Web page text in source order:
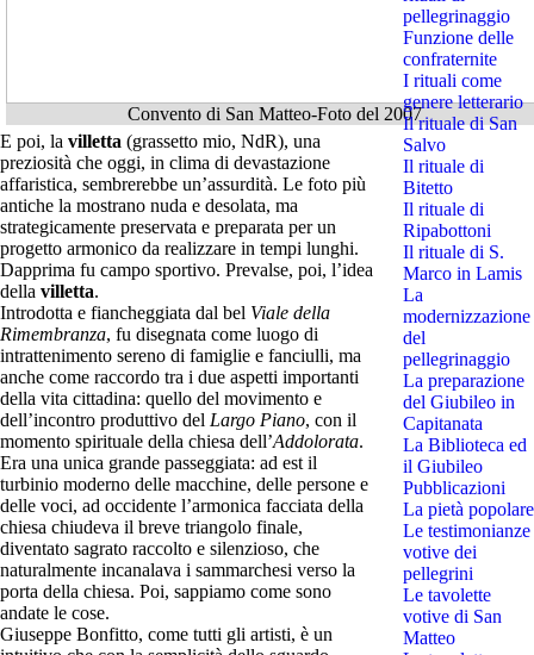
Convento di San Matteo-Foto del 2007
E poi, la villetta (grassetto mio, NdR), una
preziosità che oggi, in clima di devastazione
affaristica, sembrerebbe un’assurdità. Le foto più
antiche la mostrano nuda e desolata, ma
strategicamente preservata e preparata per un
progetto armonico da realizzare in tempi lunghi.
Dapprima fu campo sportivo. Prevalse, poi, l’idea
della villetta.
Introdotta e fiancheggiata dal bel Viale della
Rimembranza, fu disegnata come luogo di
intrattenimento sereno di famiglie e fanciulli, ma
anche come raccordo tra i due aspetti importanti
della vita cittadina: quello del movimento e
dell’incontro produttivo del Largo Piano, con il
momento spirituale della chiesa dell’Addolorata.
Era una unica grande passeggiata: ad est il
turbinio moderno delle macchine, delle persone e
delle voci, ad occidente l’armonica facciata della
chiesa chiudeva il breve triangolo finale,
diventato sagrato raccolto e silenzioso, che
naturalmente incanalava i sammarchesi verso la
porta della chiesa. Poi, sappiamo come sono
andate le cose.
Giuseppe Bonfitto, come tutti gli artisti, è un
pellegrinaggio
Funzione delle
confraternite
I rituali come
genere letterario
Il rituale di San
Salvo
Il rituale di
Bitetto
Il rituale di
Ripabottoni
Il rituale di S.
Marco in Lamis
La
modernizzazione
del
pellegrinaggio
La preparazione
del Giubileo in
Capitanata
La Biblioteca ed
il Giubileo
Pubblicazioni
La pietà popolare
Le testimonianze
votive dei
pellegrini
Le tavolette
votive di San
Matteo